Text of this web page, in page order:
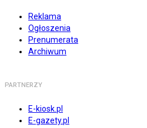
Reklama
Ogłoszenia
Prenumerata
Archiwum
PARTNERZY
E-kiosk.pl
E-gazety.pl